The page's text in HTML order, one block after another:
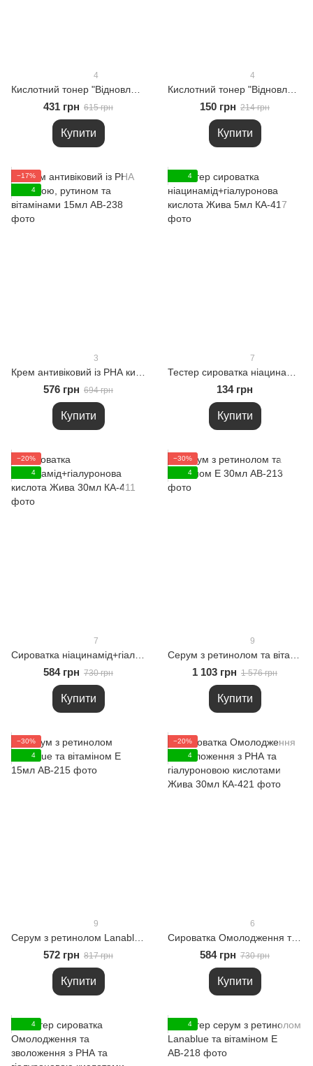
4
431 грн 615 грн
Купити
4
150 грн 214 грн
Купити
−17%
4
3
576 грн 694 грн
Купити
4
7
134 грн
Купити
−20%
4
7
584 грн 730 грн
Купити
−30%
4
9
1 103 грн 1 576 грн
Купити
−30%
4
9
572 грн 817 грн
Купити
−20%
4
6
Сироватка Омолодження та зволоження з РНА та гіалуроновою кислотами Жива 30мл
584 грн 730 грн
Купити
4 4